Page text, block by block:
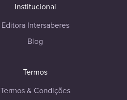
Institucional
Editora Intersaberes
Blog
Termos
Termos & Condições